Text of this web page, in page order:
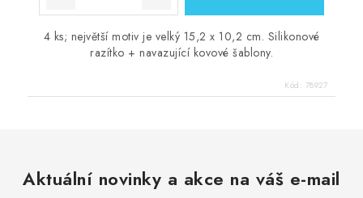
4 ks; největší motiv je velký 15,2 x 10,2 cm. Silikonové
razítko + navazující kovové šablony.
Kód: 78927
Aktuální novinky a akce na váš e-mail